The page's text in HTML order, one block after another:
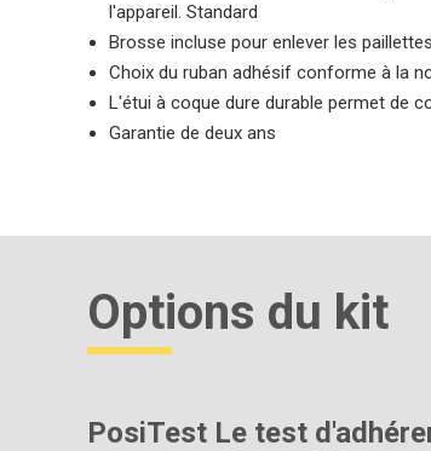
l'appareil. Standard
Brosse incluse pour enlever les
Choix du ruban adhésif conforme à la
L'étui à coque dure durable permet de
Garantie de deux ans
Options du kit
PosiTest Le test